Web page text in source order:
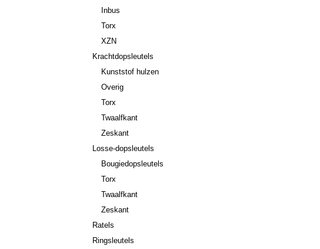
Inbus
Torx
XZN
Krachtdopsleutels
Kunststof hulzen
Overig
Torx
Twaalfkant
Zeskant
Losse-dopsleutels
Bougiedopsleutels
Torx
Twaalfkant
Zeskant
Ratels
Ringsleutels